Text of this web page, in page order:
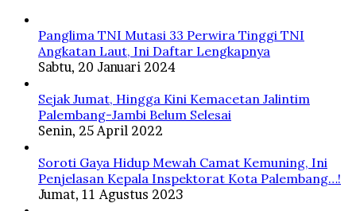
Panglima TNI Mutasi 33 Perwira Tinggi TNI
Angkatan Laut, Ini Daftar Lengkapnya
Sabtu, 20 Januari 2024
Sejak Jumat, Hingga Kini Kemacetan Jalintim
Palembang-Jambi Belum Selesai
Senin, 25 April 2022
Soroti Gaya Hidup Mewah Camat Kemuning, Ini
Penjelasan Kepala Inspektorat Kota Palembang…!
Jumat, 11 Agustus 2023